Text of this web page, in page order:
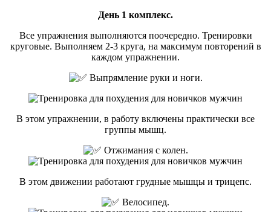
День 1 комплекс.
Все упражнения выполняются поочередно. Тренировки
круговые. Выполняем 2-3 круга, на максимум повторений в
каждом упражнении.
Выпрямление руки и ноги.
В этом упражнении, в работу включены практически все
группы мышц.
Отжимания с колен.
В этом движении работают грудные мышцы и трицепс.
Велосипед.